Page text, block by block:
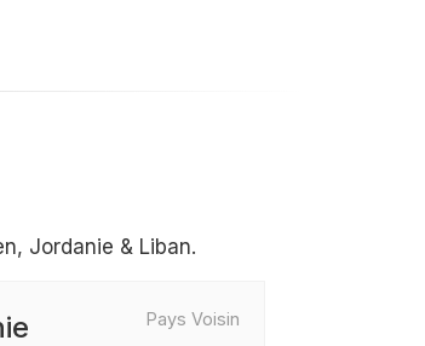
Jordanie & Liban.
Pays Voisin